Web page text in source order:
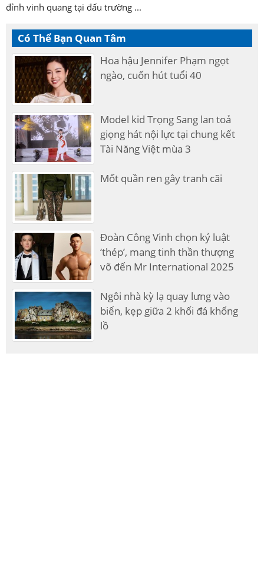
đỉnh vinh quang tại đấu trường ...
Có Thể Bạn Quan Tâm
Hoa hậu Jennifer Phạm ngọt
ngào, cuốn hút tuổi 40
Model kid Trọng Sang lan toả
giọng hát nội lực tại chung kết
Tài Năng Việt mùa 3
Mốt quần ren gây tranh cãi
Đoàn Công Vinh chọn kỷ luật
‘thép’, mang tinh thần thượng
võ đến Mr International 2025
Ngôi nhà kỳ lạ quay lưng vào
biển, kẹp giữa 2 khối đá khổng
lồ